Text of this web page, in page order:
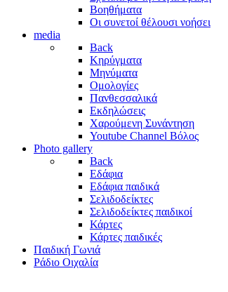
Βοηθήματα
Οι συνετοί θέλουσι νοήσει
media
Back
Κηρύγματα
Μηνύματα
Ομολογίες
Πανθεσσαλικά
Εκδηλώσεις
Χαρούμενη Συνάντηση
Youtube Channel Βόλος
Photo gallery
Back
Εδάφια
Εδάφια παιδικά
Σελιδοδείκτες
Σελιδοδείκτες παιδικοί
Κάρτες
Κάρτες παιδικές
Παιδική Γωνιά
Ράδιο Οιχαλία